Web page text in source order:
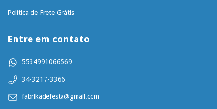
Política de Frete Grátis
Entre em contato
5534991066569
34-3217-3366
fabrikadefesta@gmail.com